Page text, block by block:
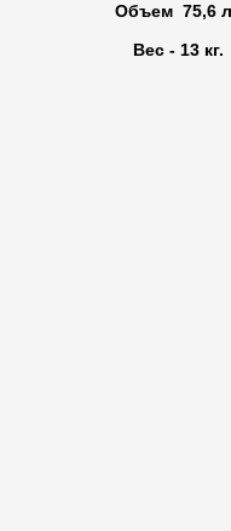
Объем 75,6
Вес - 13 кг.